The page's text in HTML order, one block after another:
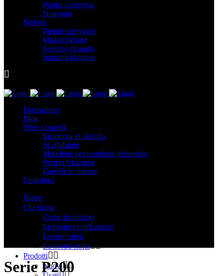
Pronta consegna
Noleggio
Service
Pronto intervento
Manutenzione
Servizio ricambi
Immatricolazione
Formazione
Blog
Oltre i carrelli
Sicurezza in azienda
Scaffalature
Macchine per la pulizia industriale
Perfect Charging
Carrelli su misura
Contattaci
Home
Chi siamo
Come lavoriamo
Le nostre certificazioni
I nostri valori
La nostra storia
Prodotti
Nuovi
Serie P200